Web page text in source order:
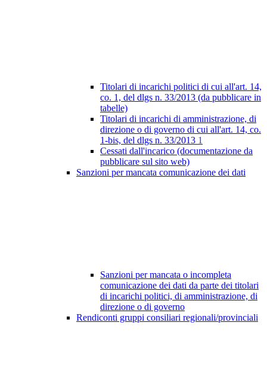
Titolari di incarichi politici di cui all'art. 14,
co. 1, del dlgs n. 33/2013 (da pubblicare in
tabelle)
Titolari di incarichi di amministrazione, di
direzione o di governo di cui all'art. 14, co.
1-bis, del dlgs n. 33/2013 1
Cessati dall'incarico (documentazione da
pubblicare sul sito web)
Sanzioni per mancata comunicazione dei dati
Sanzioni per mancata o incompleta
comunicazione dei dati da parte dei titolari
di incarichi politici, di amministrazione, di
direzione o di governo
Rendiconti gruppi consiliari regionali/provinciali